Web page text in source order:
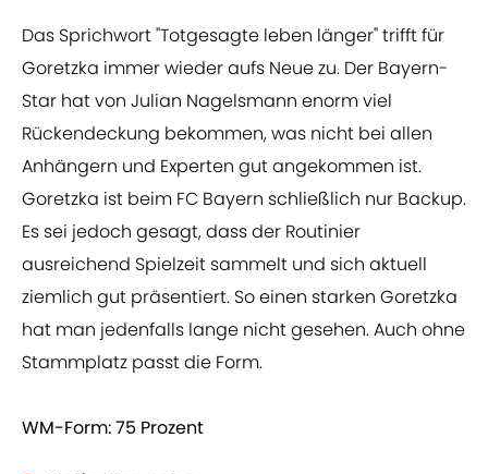
Das Sprichwort "Totgesagte leben länger" trifft für
Goretzka immer wieder aufs Neue zu. Der Bayern-
Star hat von Julian Nagelsmann enorm viel
Rückendeckung bekommen, was nicht bei allen
Anhängern und Experten gut angekommen ist.
Goretzka ist beim FC Bayern schließlich nur Backup.
Es sei jedoch gesagt, dass der Routinier
ausreichend Spielzeit sammelt und sich aktuell
ziemlich gut präsentiert. So einen starken Goretzka
hat man jedenfalls lange nicht gesehen. Auch ohne
Stammplatz passt die Form.
WM-Form: 75 Prozent